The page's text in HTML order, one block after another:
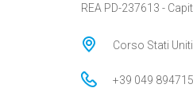
REA PD-237613 -
Corso Stati
+39 049